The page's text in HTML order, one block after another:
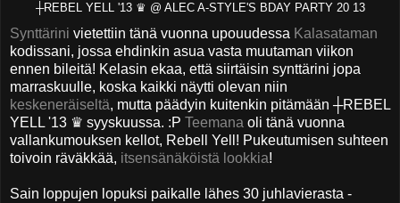
┼REBEL YELL '13 ♛ @ ALEC A-STYLE'S BDAY PARTY 20 13
Synttärini vietettiin tänä vuonna upouudessa Kalasataman
kodissani, jossa ehdinkin asua vasta muutaman viikon
ennen bileitä! Kelasin ekaa, että siirtäisin synttärini jopa
marraskuulle, koska kaikki näytti olevan niin
keskeneräiseltä, mutta päädyin kuitenkin pitämään ┼REBEL
YELL '13 ♛ syyskuussa. :P Teemana oli tänä vuonna
vallankumouksen kellot, Rebell Yell! Pukeutumisen suhteen
toivoin räväkkää, itsensänäköistä lookkia!
Sain loppujen lopuksi paikalle lähes 30 juhlavierasta -